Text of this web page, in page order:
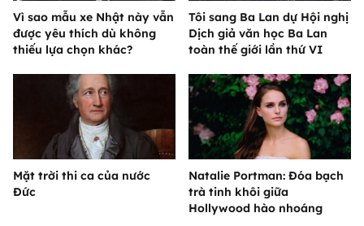
Vì sao mẫu xe Nhật này vẫn
được yêu thích dù không
thiếu lựa chọn khác?
Tôi sang Ba Lan dự Hội nghị
Dịch giả văn học Ba Lan
toàn thế giới lần thứ VI
Mặt trời thi ca của nước
Đức
Natalie Portman: Đóa bạch
trà tinh khôi giữa
Hollywood hào nhoáng